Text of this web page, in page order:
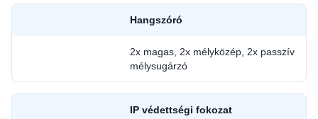
Hangszóró
2x magas, 2x mélyközép, 2x passzív
mélysugárzó
IP védettségi fokozat